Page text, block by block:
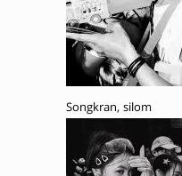
Songkran, silom